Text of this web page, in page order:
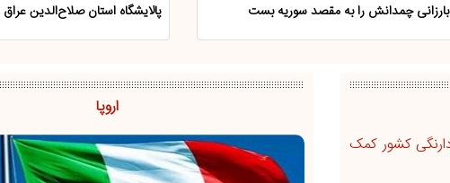
بارزانی چمدانش را به مقصد سوریه بست پالایشگاه استان صلاح‌الدین
اروپا